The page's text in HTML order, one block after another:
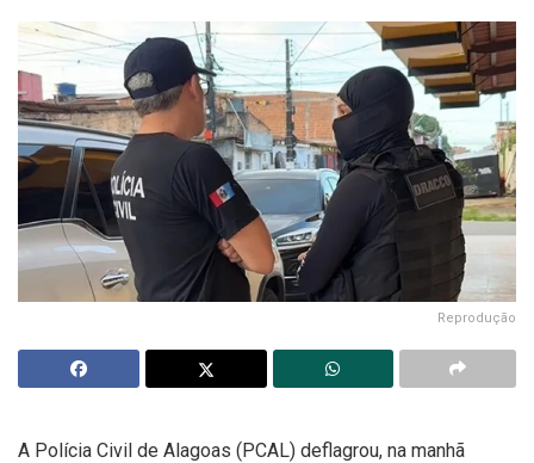
Reprodução
A Polícia Civil de Alagoas (PCAL) deflagrou, na manhã